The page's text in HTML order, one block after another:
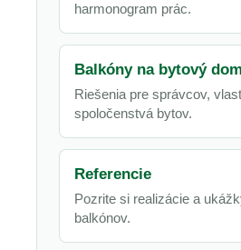
harmonogram prác.
Balkóny na bytový dom
Riešenia pre správcov,
spoločenstvá bytov.
Referencie
Pozrite si realizácie a
balkónov.